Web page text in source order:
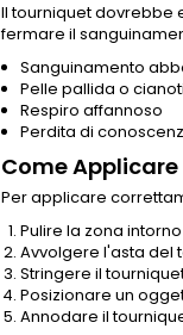
Il tourniquet dovrebbe
fermare il
Sanguinamento
Pelle pallida o
Respiro affannoso
Perdita di
Come
Per applicare
Pulire la zona
Avvolgere l'asta del
Stringere il
Posizionare un
Annodare il